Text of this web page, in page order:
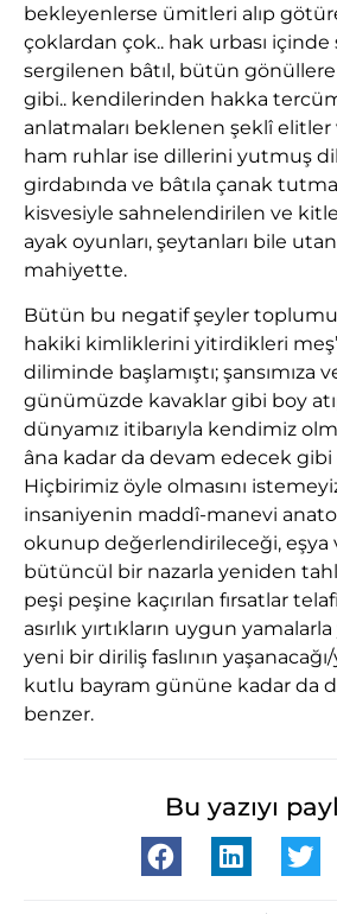
bekleyenlerse ümitleri alıp
çoklardan çok.. hak urbası içinde
sergilenen bâtıl, bütün gönüllere
gibi.. kendilerinden hakka
anlatmaları beklenen şeklî elitler
ham ruhlar ise dillerini yutmuş
girdabında ve bâtıla çanak
kisvesiyle sahnelendirilen ve
ayak oyunları, şeytanları bile
mahiyette.
Bütün bu negatif şeyler
hakiki kimliklerini yitirdikleri
diliminde başlamıştı; şansımıza
günümüzde kavaklar gibi boy
dünyamız itibarıyla kendimiz
âna kadar da devam edecek
Hiçbirimiz öyle olmasını
insaniyenin maddî-manevi
okunup değerlendirileceği, eşya
bütüncül bir nazarla yeniden
peşi peşine kaçırılan fırsatlar
asırlık yırtıkların uygun
yeni bir diriliş faslının
kutlu bayram gününe kadar da
benzer.
Bu yazıyı